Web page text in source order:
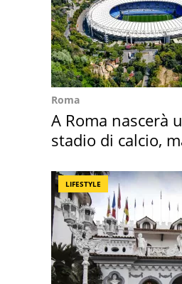
Roma
A Roma nascerà
stadio di calcio,
LIFESTYLE